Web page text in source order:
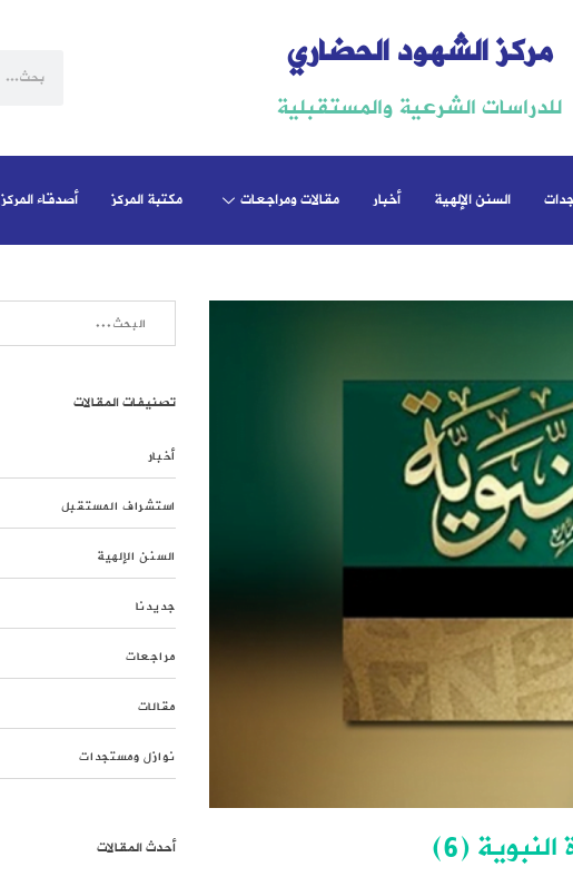
مركز الشهود الحضاري
للدراسات الشرعية والمستقبلية
السنن الإلهية أخبار مقالات ومراجعات مكتبة المركز أصدقاء المركز
(6)
تصنيفات المقالات
أخبار
استشراف المستقبل
السنن الإلهية
جديدنا
مراجعات
مقالات
نوازل ومستجدات
أحدث المقالات